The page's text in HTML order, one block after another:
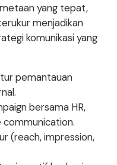
yang tepat,
menjadikan
komunikasi yang
pemantauan
bersama HR,
(reach, impression,